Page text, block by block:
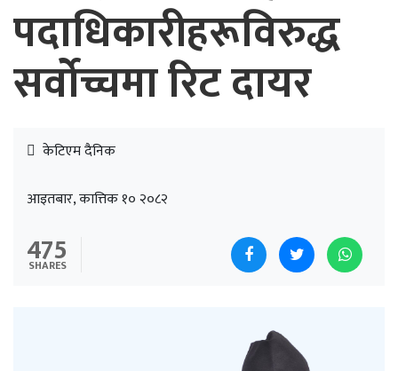
पदाधिकारीहरूविरुद्ध
सर्वोच्चमा रिट दायर
केटिएम दैनिक
आइतबार, कात्तिक १० २०८२
475
SHARES